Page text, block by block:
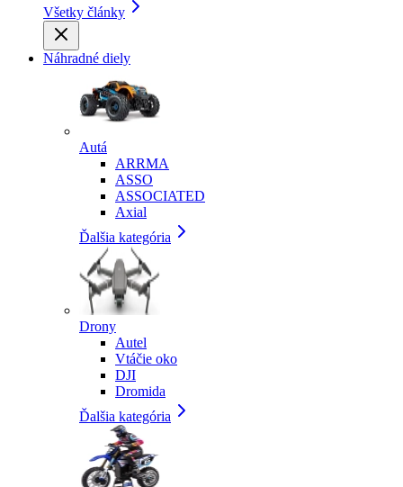
Všetky články
Náhradné diely
Autá
ARRMA
ASSO
ASSOCIATED
Axial
Ďalšia kategória
Drony
Autel
Vtáčie oko
DJI
Dromida
Ďalšia kategória